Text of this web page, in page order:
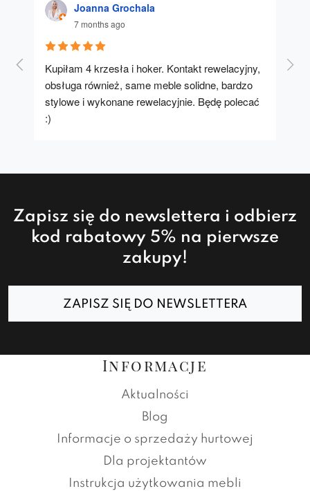
Joanna Grochala
7 months ago
Kupiłam 4 krzesła i hoker. Kontakt rewelacyjny,
obsługa również, same meble solidne, bardzo
stylowe i wykonane rewelacyjnie. Będę polecać
:)
A
Zapisz się do newslettera i odbierz
kod rabatowy 5% na pierwsze
zakupy!
ZAPISZ SIĘ DO NEWSLETTERA
Informacje
Aktualności
Blog
Informacje o sprzedaży hurtowej
Dla projektantów
Instrukcja użytkowania mebli